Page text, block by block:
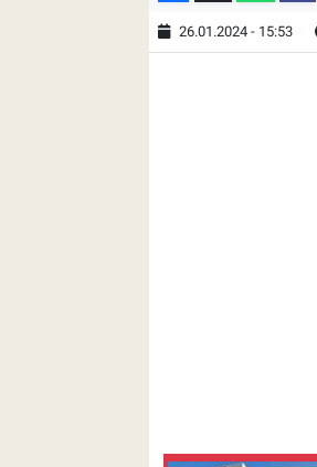
26.01.2024 - 15:53